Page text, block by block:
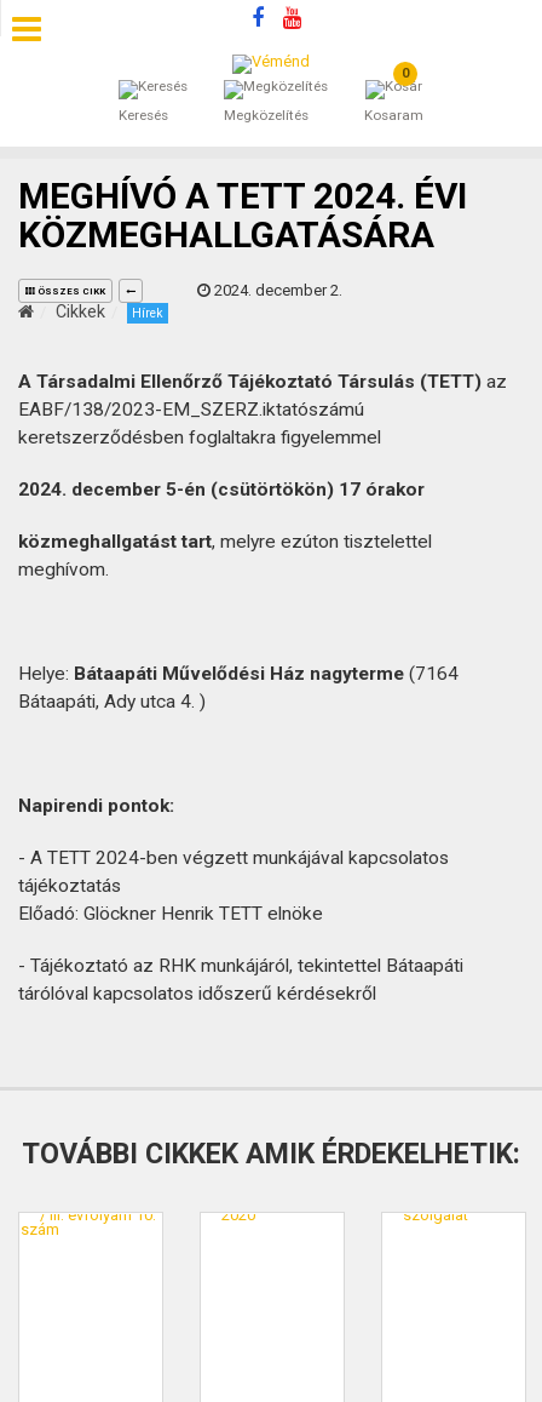
Keresés Megközelítés
0
Kosaram
SZÁLLÁSOK
ÁLTALÁNOS SZERZŐDÉSI FELTÉTELEK
KINCSES BARANYA VÉMÉND
MEGHÍVÓ A TETT 2024. ÉVI
KÖZMEGHALLGATÁSÁRA
ÖSSZES CIKK 2024. december 2.
Cikkek Hírek
A Társadalmi Ellenőrző Tájékoztató Társulás (TETT) az
EABF/138/2023-EM_SZERZ.iktatószámú
keretszerződésben foglaltakra figyelemmel
2024. december 5-én (csütörtökön) 17 órakor
közmeghallgatást tart, melyre ezúton tisztelettel
meghívom.
Helye: Bátaapáti Művelődési Ház nagyterme (7164
Bátaapáti, Ady utca 4. )
Napirendi pontok:
- A TETT 2024-ben végzett munkájával kapcsolatos
tájékoztatás
Előadó: Glöckner Henrik TETT elnöke
- Tájékoztató az RHK munkájáról, tekintettel Bátaapáti
tárólóval kapcsolatos időszerű kérdésekről
TOVÁBBI CIKKEK AMIK ÉRDEKELHETIK: